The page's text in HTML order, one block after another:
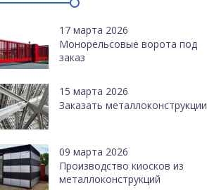
17 марта 2026
Монорельсовые ворота под
заказ
15 марта 2026
Заказать металлоконструкции
09 марта 2026
Производство киосков из
металлоконструкций